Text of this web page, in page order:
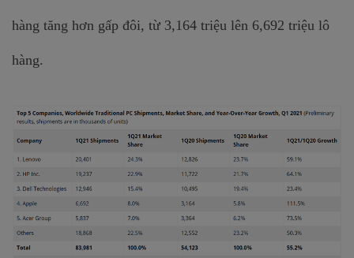
hàng tăng hơn gấp đôi, từ 3,164 triệu lên 6,692 triệu lô
hàng.